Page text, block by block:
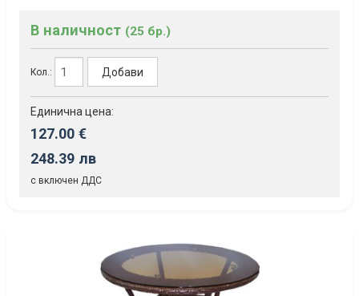
В наличност (25 бр.)
Кол.: Добави
Единична цена:
127.00 €
248.39 лв
с включен ДДС